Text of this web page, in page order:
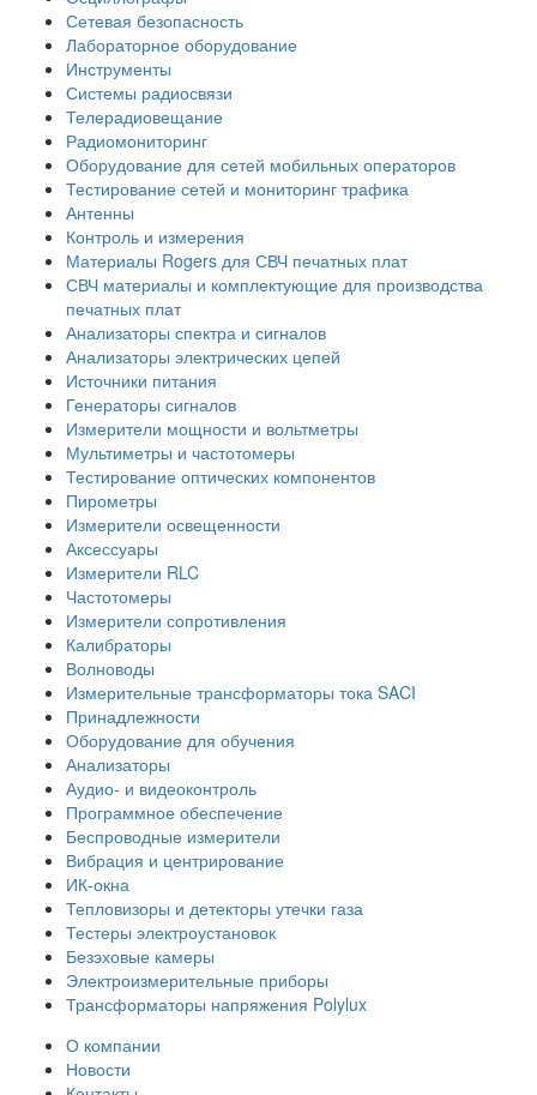
Сетевая безопасность
Лабораторное оборудование
Инструменты
Системы радиосвязи
Телерадиовещание
Радиомониторинг
Оборудование для сетей мобильных операторов
Тестирование сетей и мониторинг трафика
Антенны
Контроль и измерения
Материалы Rogers для СВЧ печатных плат
СВЧ материалы и комплектующие для производства
печатных плат
Анализаторы спектра и сигналов
Анализаторы электрических цепей
Источники питания
Генераторы сигналов
Измерители мощности и вольтметры
Мультиметры и частотомеры
Тестирование оптических компонентов
Пирометры
Измерители освещенности
Аксессуары
Измерители RLC
Частотомеры
Измерители сопротивления
Калибраторы
Волноводы
Измерительные трансформаторы тока SACI
Принадлежности
Оборудование для обучения
Анализаторы
Аудио- и видеоконтроль
Программное обеспечение
Беспроводные измерители
Вибрация и центрирование
ИК-окна
Тепловизоры и детекторы утечки газа
Тестеры электроустановок
Безэховые камеры
Электроизмерительные приборы
Трансформаторы напряжения Polylux
О компании
Новости